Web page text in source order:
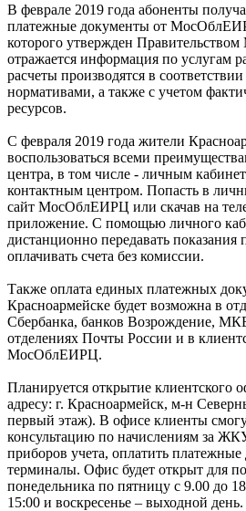
В феврале 2019 года абоненты
платежные документы от
которого утвержден Правительством
отражается информация по услугам
расчеты производятся в
нормативами, а также с учетом
ресурсов.
С февраля 2019 года жители
воспользоваться всеми
центра, в том числе - личным
контактным центром. Попасть в
сайт МосОблЕИРЦ или скачав на
приложение. С помощью личного
дистанционно передавать показания
оплачивать счета без комиссии.
Также оплата единых платежных
Красноармейске будет возможна в
Сбербанка, банков Возрождение,
отделениях Почты России и в
МосОблЕИРЦ.
Планируется открытие
адресу: г. Красноармейск, м-н
первый этаж). В офисе клиенты
консультацию по начислениям за
приборов учета, оплатить
терминалы. Офис будет открыт для
понедельника по пятницу с 9.00 до
15:00 и воскресенье – выходной день.